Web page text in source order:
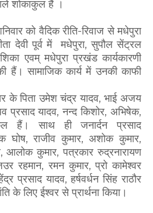
शोकाकुल हैं ।
को वैदिक रीति-रिवाज से मधेपुरा
देवी पूर्व में मधेपुरा, सुपौल सेंट्रल
एवम् मधेपुरा प्रखंड कार्यकारणी
हैं। सामाजिक कार्य में उनकी काफी
पिता उमेश चंद्र यादव, भाई अजय
प्रसाद यादव, नन्द किशोर, अभिषेक,
हैं। साथ ही जनार्दन प्रसाद
घोष, राजीव कुमार, अशोक कुमार,
आलोक कुमार, पत्रकार रुद्रनारायण
रहमान, रमन कुमार, प्रो कामेश्वर
प्रसाद यादव, हर्षवर्धन सिंह राठौर
के लिए ईश्वर से प्रार्थना किया।